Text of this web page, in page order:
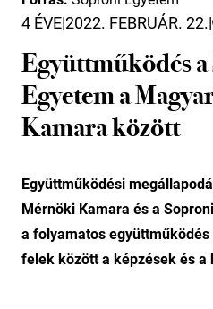
4 ÉVE|2022. FEBRUÁR. 22.|
Együttműködés
Egyetem a
Kamara között
Együttműködési
Mérnöki Kamara és a
a folyamatos együttműködés
felek között a képzések és a